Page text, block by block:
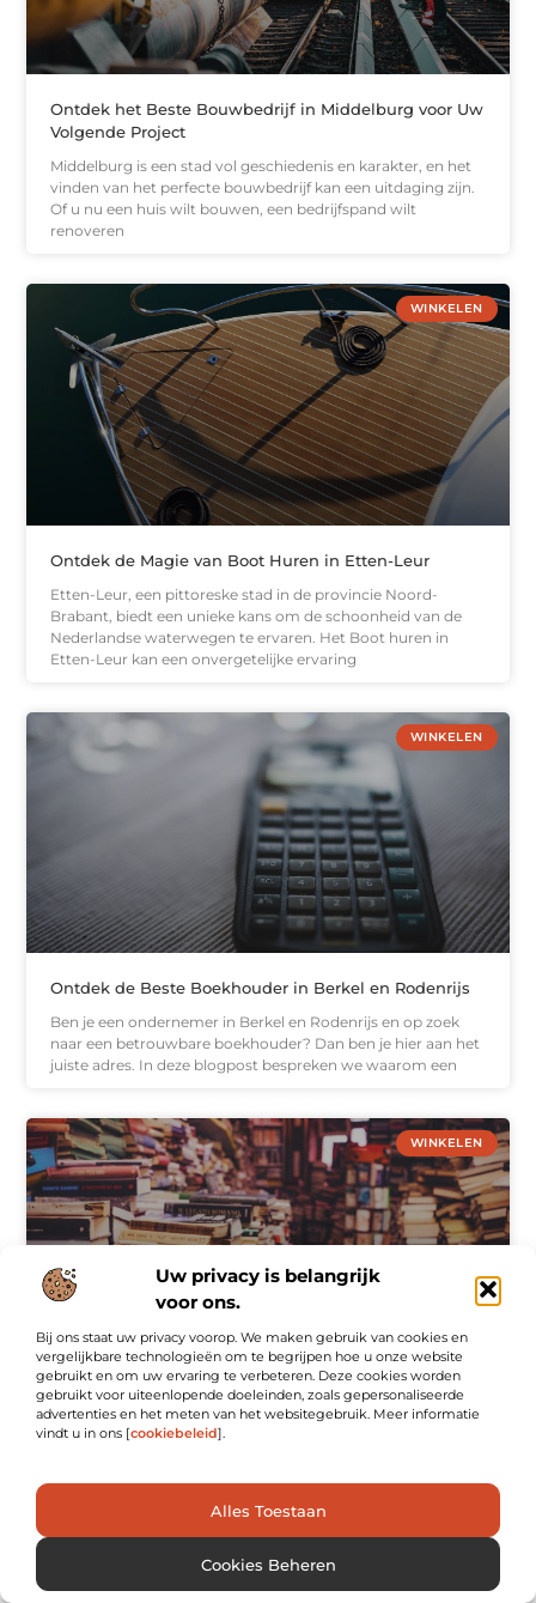
Uw privacy is belangrijk
voor ons.
Bij ons staat uw privacy voorop. We maken gebruik van cookies en
vergelijkbare technologieën om te begrijpen hoe u onze website
gebruikt en om uw ervaring te verbeteren. Deze cookies worden
gebruikt voor uiteenlopende doeleinden, zoals gepersonaliseerde
advertenties en het meten van het websitegebruik. Meer informatie
vindt u in ons [cookiebeleid].
Alles Toestaan
Cookies Beheren
Ontdek het Beste Bouwbedrijf in Middelburg voor Uw
Volgende Project
Middelburg is een stad vol geschiedenis en karakter, en het
vinden van het perfecte bouwbedrijf kan een uitdaging zijn.
Of u nu een huis wilt bouwen, een bedrijfspand wilt
renoveren
WINKELEN
Ontdek de Magie van Boot Huren in Etten-Leur
Etten-Leur, een pittoreske stad in de provincie Noord-
Brabant, biedt een unieke kans om de schoonheid van de
Nederlandse waterwegen te ervaren. Het Boot huren in
Etten-Leur kan een onvergetelijke ervaring
WINKELEN
Ontdek de Beste Boekhouder in Berkel en Rodenrijs
Ben je een ondernemer in Berkel en Rodenrijs en op zoek
naar een betrouwbare boekhouder? Dan ben je hier aan het
juiste adres. In deze blogpost bespreken we waarom een
WINKELEN
Ontdek de beste boekhandel in Hoogeveen
Boekhandels hebben altijd een speciale plek in het hart van